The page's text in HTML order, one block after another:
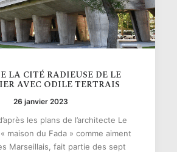
LA CITÉ RADIEUSE DE LE
AVEC ODILE TERTRAIS
26 janvier 2023
les plans de l’architecte Le
maison du Fada » comme aiment
Marseillais, fait partie des sept